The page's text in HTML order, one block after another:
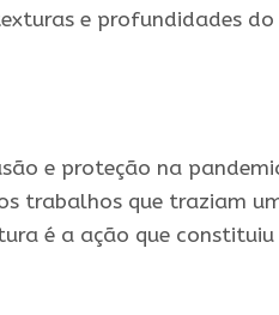
e profundidades
e proteção na
trabalhos que traziam
é a ação que